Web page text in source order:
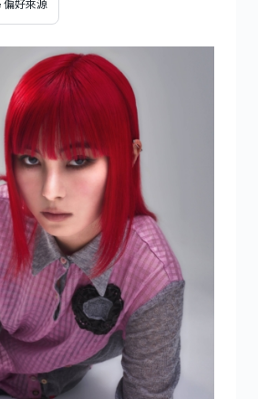
偏好來源